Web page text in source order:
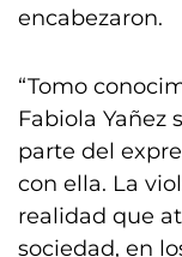
encabezaron.
“Tomo
Fabiola Yañez
parte del
con ella. La
realidad que
sociedad, en